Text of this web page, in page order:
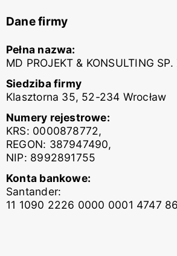
Dane firmy
Pełna nazwa:
MD PROJEKT & KONSULTING SP.
Siedziba firmy
Klasztorna 35, 52-234 Wrocław
Numery rejestrowe:
KRS: 0000878772,
REGON: 387947490,
NIP: 8992891755
Konta bankowe:
Santander:
11 1090 2226 0000 0001 4747